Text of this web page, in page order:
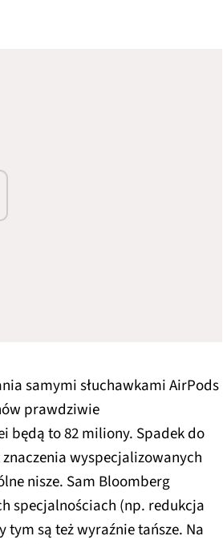
samymi słuchawkami AirPods
prawdziwie
będą to 82 miliony. Spadek do
wyspecjalizowanych
nisze. Sam Bloomberg
specjalnościach (np. redukcja
tym są też wyraźnie tańsze. Na